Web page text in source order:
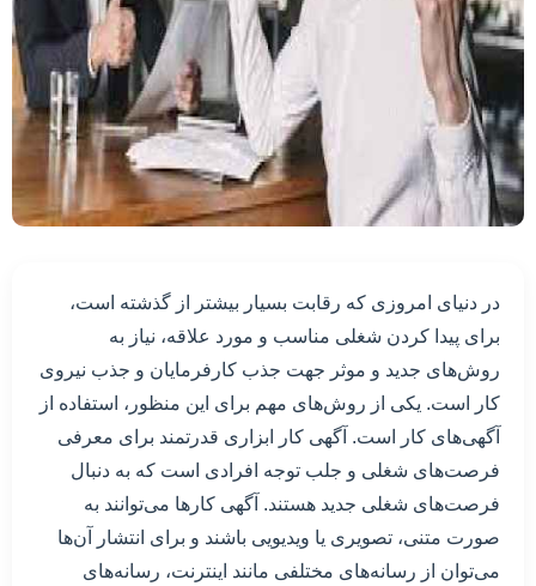
در دنیای امروزی که رقابت بسیار بیشتر از گذشته است،
برای پیدا کردن شغلی مناسب و مورد علاقه، نیاز به
روش‌های جدید و موثر جهت جذب کارفرمایان و جذب نیروی
کار است. یکی از روش‌های مهم برای این منظور، استفاده از
آگهی‌های کار است. آگهی کار ابزاری قدرتمند برای معرفی
فرصت‌های شغلی و جلب توجه افرادی است که به دنبال
فرصت‌های شغلی جدید هستند. آگهی کارها می‌توانند به
صورت متنی، تصویری یا ویدیویی باشند و برای انتشار آن‌ها
می‌توان از رسانه‌های مختلفی مانند اینترنت، رسانه‌های